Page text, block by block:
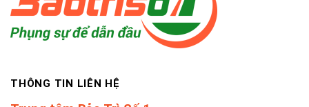
THÔNG TIN LIÊN HỆ